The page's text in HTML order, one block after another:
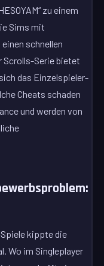
zu einem
Sims mit
schnellen
Scrolls-Serie bietet
das Einzelspieler-
Cheats schaden
und werden von
kippte die
Wo im Singleplayer